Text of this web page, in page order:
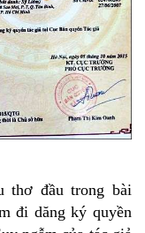
thơ đầu trong bài
đi dăng ký quyền